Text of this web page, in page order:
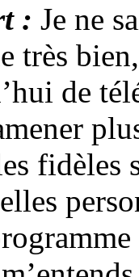
: Je ne
très
de